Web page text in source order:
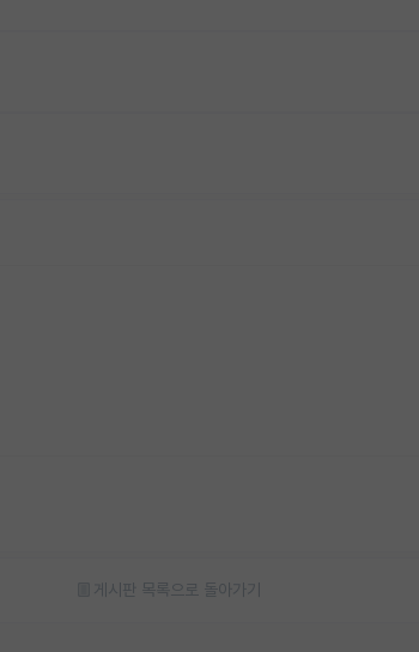
게시판 목록으로 돌아가기